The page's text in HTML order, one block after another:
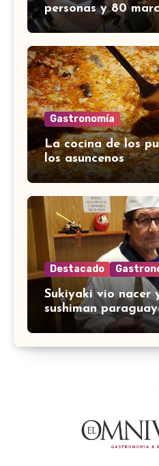
personas y 80
Gastronomía
La cocina de los
los asuncenos
Destacado
Sukiyaki vio nacer
sushiman